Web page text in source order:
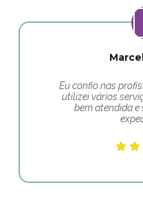
Eu confio nas
utilizei vários
bem atendida e